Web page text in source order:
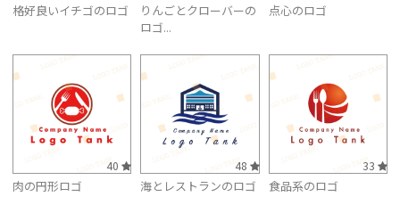
格好良いイチゴのロゴ
りんごとクローバーの
ロゴ...
点心のロゴ
40
肉の円形ロゴ
48
海とレストランのロゴ
33
食品系のロゴ